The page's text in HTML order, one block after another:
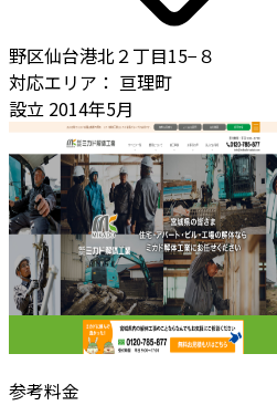
野区仙台港北２丁目15−８
対応エリア： 亘理町
設立 2014年5月
参考料金